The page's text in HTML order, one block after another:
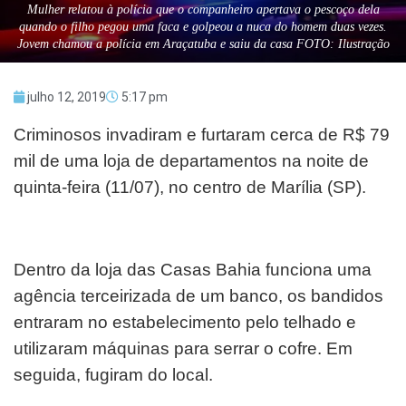
Mulher relatou à polícia que o companheiro apertava o pescoço dela
quando o filho pegou uma faca e golpeou a nuca do homem duas vezes.
Jovem chamou a polícia em Araçatuba e saiu da casa FOTO: Ilustração
julho 12, 2019 5:17 pm
Criminosos invadiram e furtaram cerca de R$ 79
mil de uma loja de departamentos na noite de
quinta-feira (11/07), no centro de Marília (SP).
Dentro da loja das Casas Bahia funciona uma
agência terceirizada de um banco, os bandidos
entraram no estabelecimento pelo telhado e
utilizaram máquinas para serrar o cofre. Em
seguida, fugiram do local.